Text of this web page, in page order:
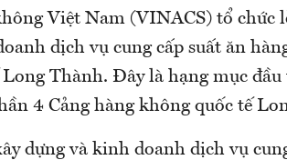
Việt Nam (VINACS) tổ chức
dịch vụ cung cấp suất ăn
Thành. Đây là hạng mục
4 Cảng hàng không quốc tế
dựng và kinh doanh dịch vụ